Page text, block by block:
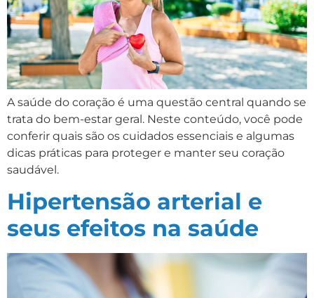
A saúde do coração é uma questão central quando se
trata do bem-estar geral. Neste conteúdo, você pode
conferir quais são os cuidados essenciais e algumas
dicas práticas para proteger e manter seu coração
saudável.
Hipertensão arterial e
seus efeitos na saúde